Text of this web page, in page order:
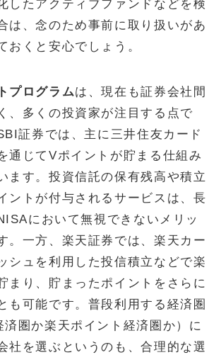
したアクティブファンドなどを検
は、念のため事前に取り扱いがあ
おくと安心でしょう。
プログラムは、現在も証券会社間
、多くの投資家が注目する点で
証券では、主に三井住友カード
通じてVポイントが貯まる仕組み
ます。投資信託の保有残高や積立
ントが付与されるサービスは、長
において無視できないメリッ
。一方、楽天証券では、楽天カー
シュを利用した投信積立などで楽
まり、貯まったポイントをさらに
も可能です。普段利用する経済圏
済圏か楽天ポイント経済圏か）に
社を選ぶというのも、合理的な選